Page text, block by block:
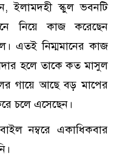
ইলামদহী স্কুল ভবনটি
নিয়ে কাজ করেছেন
এতই নিম্মমানের কাজ
হলে তাকে কত মাসুল
গায়ে আছে বড় মাপের
চলে এসেছেন।
নম্বরে একাধিকবার